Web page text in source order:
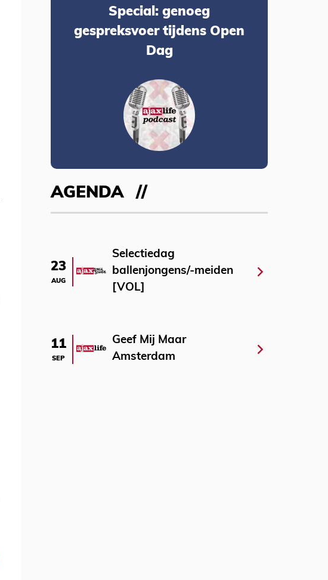
Special: genoeg
gespreksvoer tijdens Open
Dag
AGENDA
23
AUG
Selectiedag
ballenjongens/-meiden
[VOL]
11
SEP
Geef Mij Maar
Amsterdam